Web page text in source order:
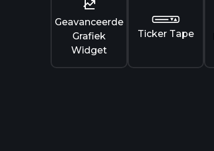
Geavanceerde
Grafiek
Widget
Ticker Tape